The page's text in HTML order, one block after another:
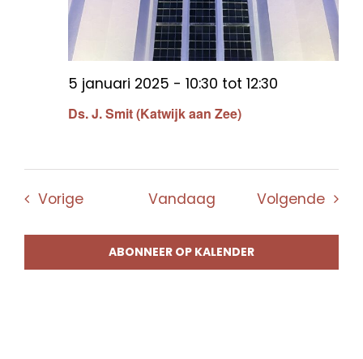
Ds. J. Smit (Katwijk aan Zee)
5 januari 2025 - 10:30 tot 12:30
VorigeEvenementenVandaag Volgende
ABONNEER OP KALENDER